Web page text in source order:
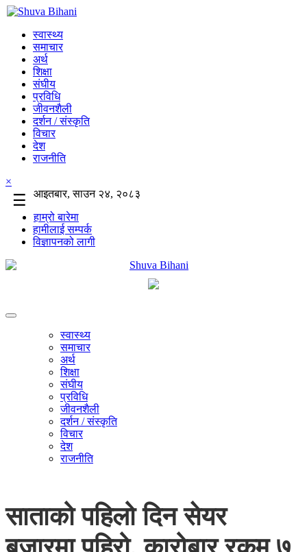
स्वास्थ्य
समाचार
अर्थ
शिक्षा
संघीय
प्रविधि
जीवनशैली
दर्शन / संस्कृति
विचार
देश
राजनीति
×
☰
आइतबार, साउन २४, २०८३
हाम्रो बारेमा
हामीलाई सम्पर्क
विज्ञापनको लागी
स्वास्थ्य
समाचार
अर्थ
शिक्षा
संघीय
प्रविधि
जीवनशैली
दर्शन / संस्कृति
विचार
देश
राजनीति
साताको पहिलो दिन सेयर